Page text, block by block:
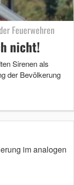
Feuerwehren
nicht!
Sirenen als
der Bevölkerung
im analogen